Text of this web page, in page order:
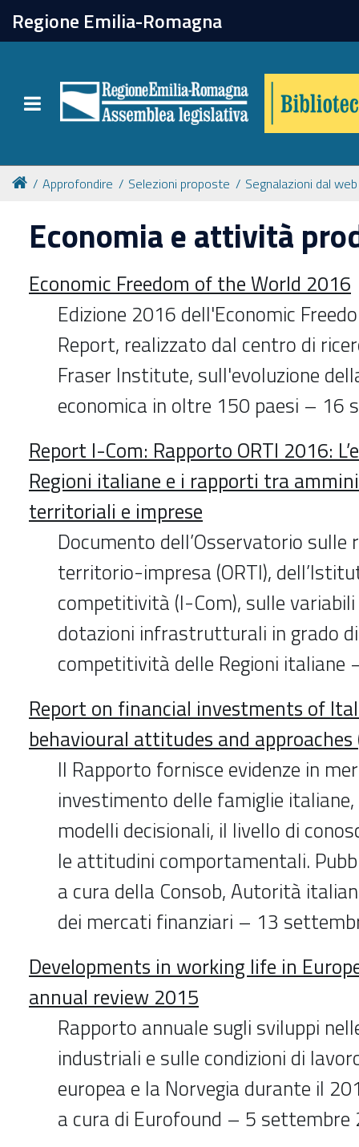
Regione Emilia-Romagna
Toggle navigation
chiudi
Catalogo online
Collezioni
Per approfondire
Appuntamenti
Prenotazione spazi
Approfondire Selezioni proposte Segnalazioni dal web
Economia e attività
Economic Freedom of the World 2016
Edizione 2016 dell'Economic
Report, realizzato dal centro di
Fraser Institute, sull'evoluzione
economica in oltre 150 paesi – 16
Report I-Com: Rapporto ORTI 2016:
Regioni italiane e i rapporti tra
territoriali e imprese
Documento dell’Osservatorio sulle
territorio-impresa (ORTI),
competitività (I-Com), sulle
dotazioni infrastrutturali in grado
competitività delle Regioni
Report on financial investments of
behavioural attitudes and approaches
Il Rapporto fornisce evidenze in
investimento delle famiglie
modelli decisionali, il livello di
le attitudini comportamentali.
a cura della Consob, Autorità
dei mercati finanziari – 13
Developments in working life in
annual review 2015
Rapporto annuale sugli sviluppi
industriali e sulle condizioni di
europea e la Norvegia durante il
a cura di Eurofound – 5 settembre